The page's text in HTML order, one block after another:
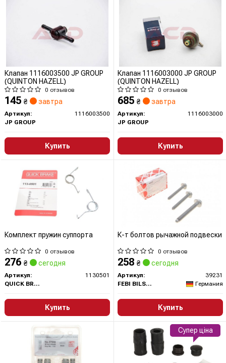
Клапан 1116003500 JP GROUP
(QUINTON HAZELL)
0 отзывов
145 ₴ завтра
Артикул:
1116003500
JP GROUP
Купить
Клапан 1116003000 JP GROUP
(QUINTON HAZELL)
0 отзывов
685 ₴ завтра
Артикул:
1116003000
JP GROUP
Купить
Комплект пружин суппорта
0 отзывов
276 ₴ сегодня
Артикул:
1130501
QUICK BRAKE
Купить
К-т болтов рычажной подвески
0 отзывов
258 ₴ сегодня
Артикул:
39231
FEBI BILSTEIN
Германия
Купить
Супер ціна